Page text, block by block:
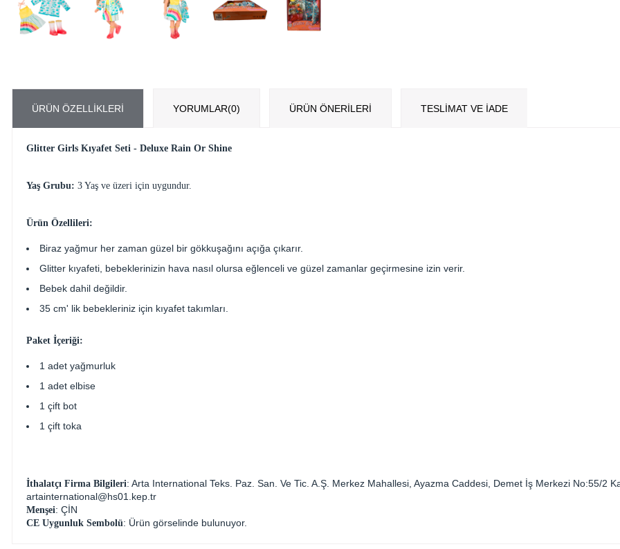
ÜRÜN ÖZELLIKLERI YORUMLAR(0) ÜRÜN ÖNERILERI TESLİMAT VE İADE
Glitter Girls Kıyafet Seti - Deluxe Rain Or Shine
Yaş Grubu: 3 Yaş ve üzeri için uygundur.
Ürün Özellileri:
Biraz yağmur her zaman güzel bir gökkuşağını açığa çıkarır.
Glitter kıyafeti, bebeklerinizin hava nasıl olursa eğlenceli ve güzel zamanlar geçirmesine izin verir.
Bebek dahil değildir.
35 cm' lik bebekleriniz için kıyafet takımları.
Paket İçeriği:
1 adet yağmurluk
1 adet elbise
1 çift bot
1 çift toka
İthalatçı Firma Bilgileri: Arta International Teks. Paz. San. Ve Tic. A.Ş. Merkez Mahallesi, Ayazma Caddesi, Demet İş Merkezi No:55/2
artainternational@hs01.kep.tr
Menşei: ÇİN
CE Uygunluk Sembolü: Ürün görselinde bulunuyor.